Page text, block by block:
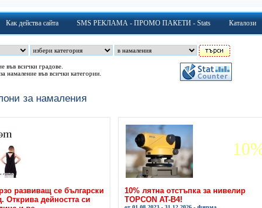
Как действа сайта SMS РЕКЛАМА - ПРОМО ПАКЕТИ - Stats Каталози
във всички градове.
намаление във всички категории.
за намаления
развиващ се български
Открива дейността си
10% лятна отстъпка за нивелир
TOPCON AT-B4!